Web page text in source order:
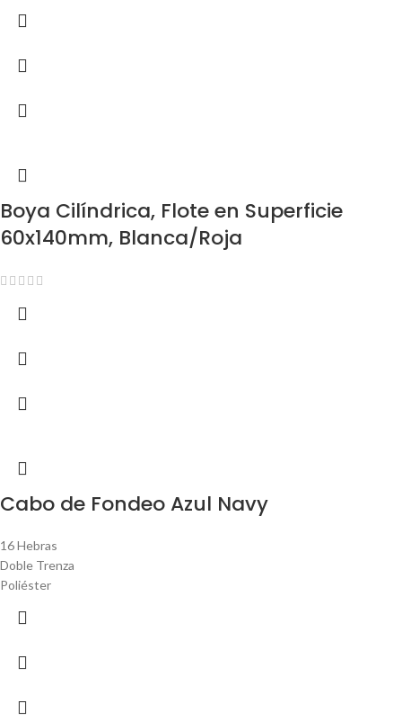
Boya Cilíndrica, Flote en Superficie
60x140mm, Blanca/Roja
Cabo de Fondeo Azul Navy
16 Hebras
Doble Trenza
Poliéster